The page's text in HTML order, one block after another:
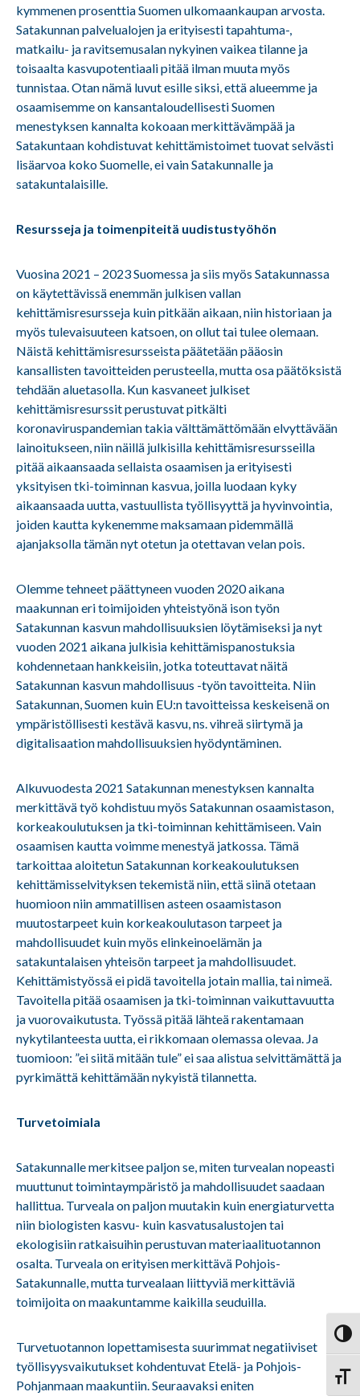
kymmenen prosenttia Suomen ulkomaankaupan arvosta.
Satakunnan palvelualojen ja erityisesti tapahtuma-,
matkailu- ja ravitsemusalan nykyinen vaikea tilanne ja
toisaalta kasvupotentiaali pitää ilman muuta myös
tunnistaa. Otan nämä luvut esille siksi, että alueemme ja
osaamisemme on kansantaloudellisesti Suomen
menestyksen kannalta kokoaan merkittävämpää ja
Satakuntaan kohdistuvat kehittämistoimet tuovat selvästi
lisäarvoa koko Suomelle, ei vain Satakunnalle ja
satakuntalaisille.
Resursseja ja toimenpiteitä uudistustyöhön
Vuosina 2021 – 2023 Suomessa ja siis myös Satakunnassa
on käytettävissä enemmän julkisen vallan
kehittämisresursseja kuin pitkään aikaan, niin historiaan ja
myös tulevaisuuteen katsoen, on ollut tai tulee olemaan.
Näistä kehittämisresursseista päätetään pääosin
kansallisten tavoitteiden perusteella, mutta osa päätöksistä
tehdään aluetasolla. Kun kasvaneet julkiset
kehittämisresurssit perustuvat pitkälti
koronaviruspandemian takia välttämättömään elvyttävään
lainoitukseen, niin näillä julkisilla kehittämisresursseilla
pitää aikaansaada sellaista osaamisen ja erityisesti
yksityisen tki-toiminnan kasvua, joilla luodaan kyky
aikaansaada uutta, vastuullista työllisyyttä ja hyvinvointia,
joiden kautta kykenemme maksamaan pidemmällä
ajanjaksolla tämän nyt otetun ja otettavan velan pois.
Olemme tehneet päättyneen vuoden 2020 aikana
maakunnan eri toimijoiden yhteistyönä ison työn
Satakunnan kasvun mahdollisuuksien löytämiseksi ja nyt
vuoden 2021 aikana julkisia kehittämispanostuksia
kohdennetaan hankkeisiin, jotka toteuttavat näitä
Satakunnan kasvun mahdollisuus -työn tavoitteita. Niin
Satakunnan, Suomen kuin EU:n tavoitteissa keskeisenä on
ympäristöllisesti kestävä kasvu, ns. vihreä siirtymä ja
digitalisaation mahdollisuuksien hyödyntäminen.
Alkuvuodesta 2021 Satakunnan menestyksen kannalta
merkittävä työ kohdistuu myös Satakunnan osaamistason,
korkeakoulutuksen ja tki-toiminnan kehittämiseen. Vain
osaamisen kautta voimme menestyä jatkossa. Tämä
tarkoittaa aloitetun Satakunnan korkeakoulutuksen
kehittämisselvityksen tekemistä niin, että siinä otetaan
huomioon niin ammatillisen asteen osaamistason
muutostarpeet kuin korkeakoulutason tarpeet ja
mahdollisuudet kuin myös elinkeinoelämän ja
satakuntalaisen yhteisön tarpeet ja mahdollisuudet.
Kehittämistyössä ei pidä tavoitella jotain mallia, tai nimeä.
Tavoitella pitää osaamisen ja tki-toiminnan vaikuttavuutta
ja vuorovaikutusta. Työssä pitää lähteä rakentamaan
nykytilanteesta uutta, ei rikkomaan olemassa olevaa. Ja
tuomioon: ”ei siitä mitään tule” ei saa alistua selvittämättä ja
pyrkimättä kehittämään nykyistä tilannetta.
Turvetoimiala
Satakunnalle merkitsee paljon se, miten turvealan nopeasti
muuttunut toimintaympäristö ja mahdollisuudet saadaan
hallittua. Turveala on paljon muutakin kuin energiaturvetta
niin biologisten kasvu- kuin kasvatusalustojen tai
ekologisiin ratkaisuihin perustuvan materiaalituotannon
osalta. Turveala on erityisen merkittävä Pohjois-
Satakunnalle, mutta turvealaan liittyviä merkittäviä
toimijoita on maakuntamme kaikilla seuduilla.
Turvetuotannon lopettamisesta suurimmat negatiiviset
työllisyysvaikutukset kohdentuvat Etelä- ja Pohjois-
Pohjanmaan maakuntiin. Seuraavaksi eniten